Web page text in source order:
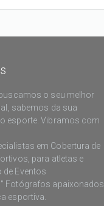
o seu melhor
sabemos da sua
esporte. Vibramos com
em Cobertura de
para atletas e
Eventos
Fotógrafos apaixonados
esportiva.